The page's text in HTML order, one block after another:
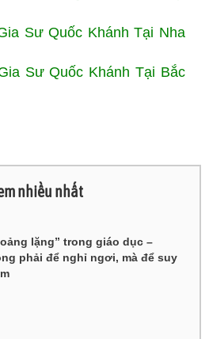
Sư Quốc Khánh Tại Nha
Sư Quốc Khánh Tại Bắc
nhiều nhất
lặng” trong giáo dục –
phải để nghỉ ngơi, mà để suy